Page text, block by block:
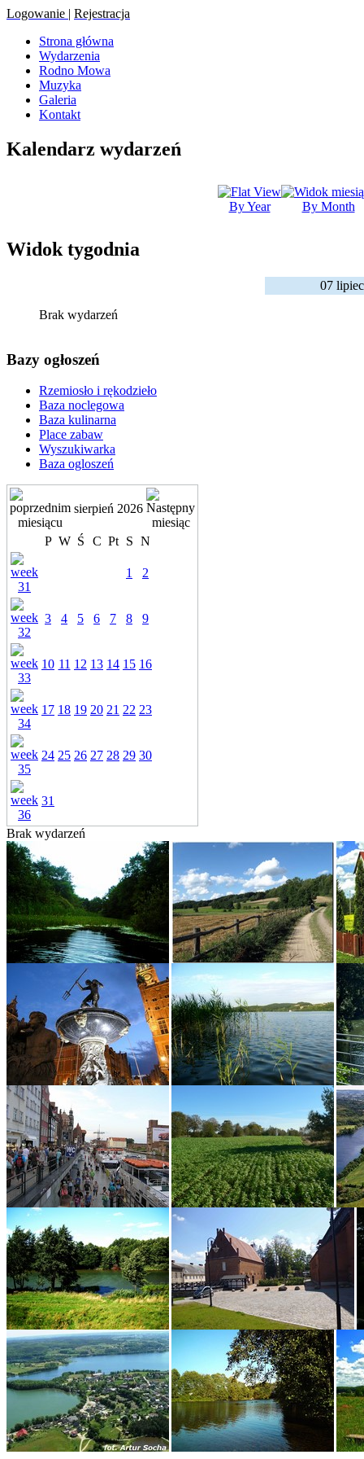
Logowanie | Rejestracja
Strona główna
Wydarzenia
Rodno Mowa
Muzyka
Galeria
Kontakt
Kalendarz wydarzeń
By Year By Month
Widok tygodnia
07
Brak wydarzeń
Bazy ogłoszeń
Rzemiosło i rękodzieło
Baza noclegowa
Baza kulinarna
Place zabaw
Wyszukiwarka
Baza ogloszeń
sierpień 2026
P W Ś C Pt S N
1 2
3 4 5 6 7 8 9
10 11 12 13 14 15 16
17 18 19 20 21 22 23
24 25 26 27 28 29 30
31
Brak wydarzeń